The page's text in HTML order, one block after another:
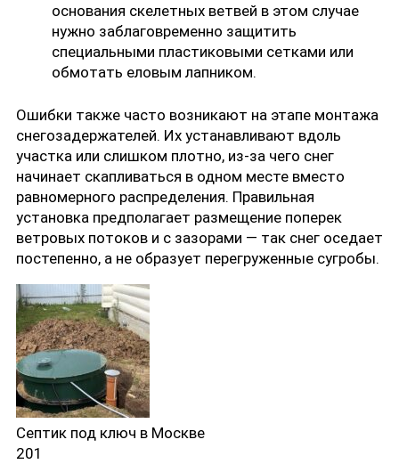
основания скелетных ветвей в этом случае
нужно заблаговременно защитить
специальными пластиковыми сетками или
обмотать еловым лапником.
Ошибки также часто возникают на этапе монтажа
снегозадержателей. Их устанавливают вдоль
участка или слишком плотно, из-за чего снег
начинает скапливаться в одном месте вместо
равномерного распределения. Правильная
установка предполагает размещение поперек
ветровых потоков и с зазорами — так снег оседает
постепенно, а не образует перегруженные сугробы.
Септик под ключ в Москве
201